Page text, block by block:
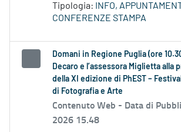
Tipologia:
INFO,
CONFERENZE STAMPA
Domani in Regione Puglia (ore
Decaro e l’assessora Miglietta alla
della XI edizione di PhEST –
di Fotografia e Arte
Contenuto Web - Data di
2026 15.48